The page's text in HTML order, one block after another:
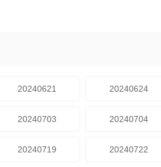
20240621 20240624
20240703 20240704
20240719 20240722